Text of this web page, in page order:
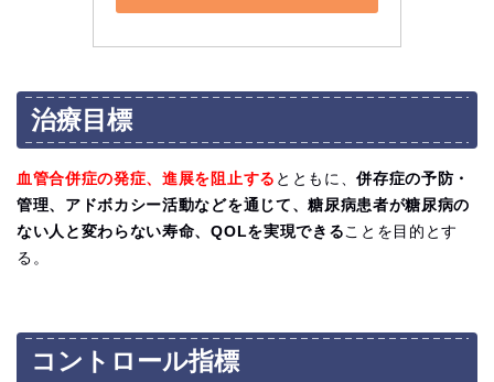
治療目標
血管合併症の発症、進展を阻止する とともに、併存症の予防・
管理、アドボカシー活動などを通じて、糖尿病患者が糖尿病の
ない人と変わらない寿命、QOLを実現できることを目的とす
る。
コントロール指標